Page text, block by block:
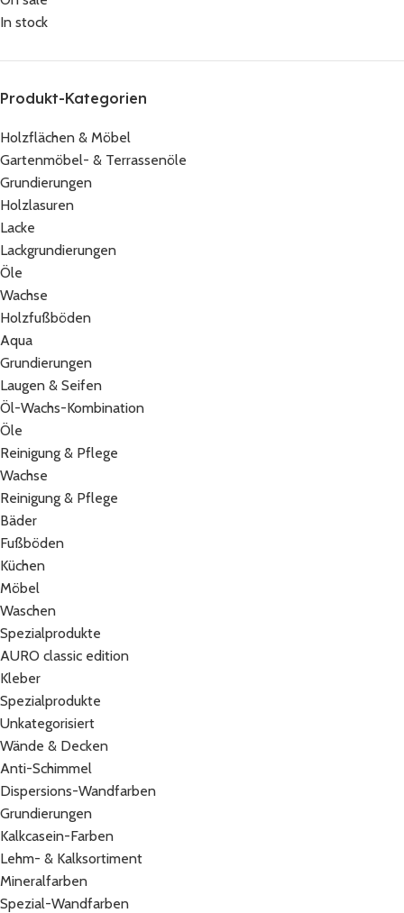
In stock
Produkt-Kategorien
Holzflächen & Möbel
Gartenmöbel- & Terrassenöle
Grundierungen
Holzlasuren
Lacke
Lackgrundierungen
Öle
Wachse
Holzfußböden
Aqua
Grundierungen
Laugen & Seifen
Öl-Wachs-Kombination
Öle
Reinigung & Pflege
Wachse
Reinigung & Pflege
Bäder
Fußböden
Küchen
Möbel
Waschen
Spezialprodukte
AURO classic edition
Kleber
Spezialprodukte
Unkategorisiert
Wände & Decken
Anti-Schimmel
Dispersions-Wandfarben
Grundierungen
Kalkcasein-Farben
Lehm- & Kalksortiment
Mineralfarben
Spezial-Wandfarben